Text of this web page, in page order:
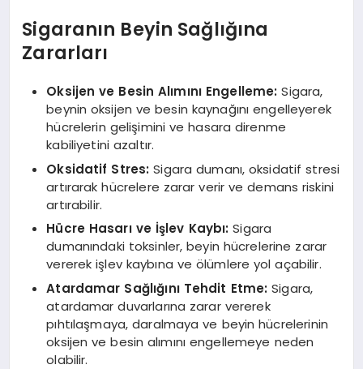
Sigaranın Beyin Sağlığına
Zararları
Oksijen ve Besin Alımını Engelleme: Sigara,
beynin oksijen ve besin kaynağını engelleyerek
hücrelerin gelişimini ve hasara direnme
kabiliyetini azaltır.
Oksidatif Stres: Sigara dumanı, oksidatif stresi
artırarak hücrelere zarar verir ve demans riskini
artırabilir.
Hücre Hasarı ve İşlev Kaybı: Sigara
dumanındaki toksinler, beyin hücrelerine zarar
vererek işlev kaybına ve ölümlere yol açabilir.
Atardamar Sağlığını Tehdit Etme: Sigara,
atardamar duvarlarına zarar vererek
pıhtılaşmaya, daralmaya ve beyin hücrelerinin
oksijen ve besin alımını engellemeye neden
olabilir.